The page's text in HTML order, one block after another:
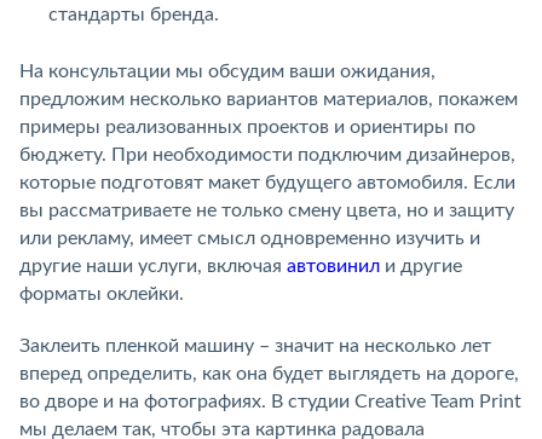
стандарты бренда.
На консультации мы обсудим ваши ожидания,
предложим несколько вариантов материалов, покажем
примеры реализованных проектов и ориентиры по
бюджету. При необходимости подключим дизайнеров,
которые подготовят макет будущего автомобиля. Если
вы рассматриваете не только смену цвета, но и защиту
или рекламу, имеет смысл одновременно изучить и
другие наши услуги, включая автовинил и другие
форматы оклейки.
Заклеить пленкой машину – значит на несколько лет
вперед определить, как она будет выглядеть на дороге,
во дворе и на фотографиях. В студии Creative Team Print
мы делаем так, чтобы эта картинка радовала